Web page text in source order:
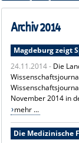
KLINIKEN
ZENTRALE
PRESSE
ÜBER UNS
INTERNATIONAL
INTRANET
Archiv 2014
Magdeburg zeigt
24.11.2014 - Die
November 2014 in
mehr ...
Die Medizinische